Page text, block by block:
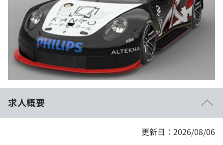
就活成功ガイド
プラン
個人向けプラン
法人向けプラン
学校向けプラン
契約内容・クーポン
求人概要
更新日：2026/08/06